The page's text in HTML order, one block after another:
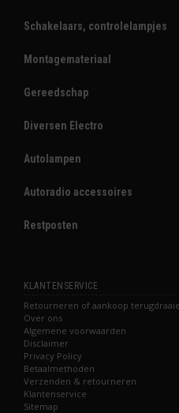
Schakelaars, controlelampjes
Montagemateriaal
Gereedschap
Diversen Electro
Autolampen
Autoradio accessoires
Restposten
KLANTENSERVICE
Retourneren of aankoop
Over ons
Algemene voorwaarden
Disclaimer
Privacy Policy
Betaalmethoden
Verzenden & retourneren
Klantenservice
Sitemap